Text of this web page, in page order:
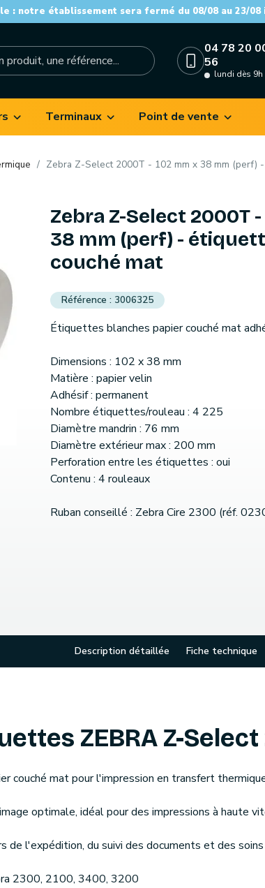
: notre établissement sera fermé du 08/08 au 23/
04 78 20
56
lundi dès 9h
Terminaux Point de vente
Zebra Z-Select 2000T - 102 mm x 38 mm (perf)
Zebra Z-Select 2000T
38 mm (perf) -
couché mat
3006325
Étiquettes blanches papier couché mat
Dimensions : 102 x 38 mm
Matière : papier velin
Adhésif : permanent
Nombre étiquettes/rouleau : 4 225
Diamètre mandrin : 76 mm
Diamètre extérieur max : 200 mm
Perforation entre les étiquettes : oui
Contenu : 4 rouleaux
Ruban conseillé : Zebra Cire 2300 (réf.
Description détaillée Fiche technique
ZEBRA Z-
couché mat pour l'impression en transfert
optimale, idéal pour des impressions à haute
de l'expédition, du suivi des documents et des
2300, 2100, 3400, 3200